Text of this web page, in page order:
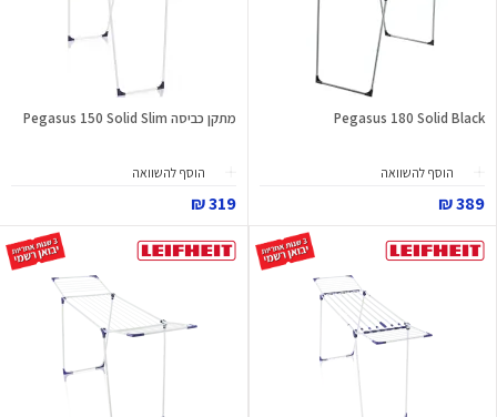
Pegasus 180 Solid Black
הוסף להשוואה
389 ₪
מתקן כביסה Pegasus 150 Solid Slim
הוסף להשוואה
319 ₪